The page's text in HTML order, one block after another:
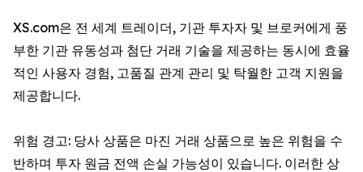
XS.com은 전 세계 트레이더, 기관 투자자 및 브로커에게 풍
부한 기관 유동성과 첨단 거래 기술을 제공하는 동시에 효율
적인 사용자 경험, 고품질 관계 관리 및 탁월한 고객 지원을
제공합니다.
위험 경고: 당사 상품은 마진 거래 상품으로 높은 위험을 수
반하며 투자 원금 전액 손실 가능성이 있습니다. 이러한 상